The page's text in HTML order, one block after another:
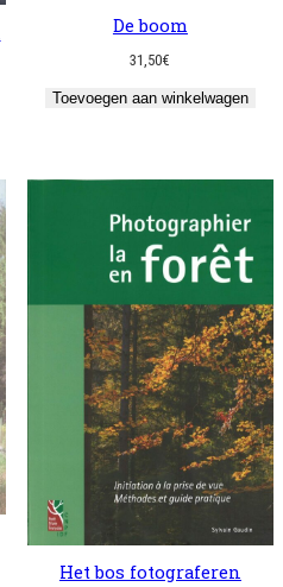
De boom
31,50€
Toevoegen aan winkelwagen
Het bos fotograferen